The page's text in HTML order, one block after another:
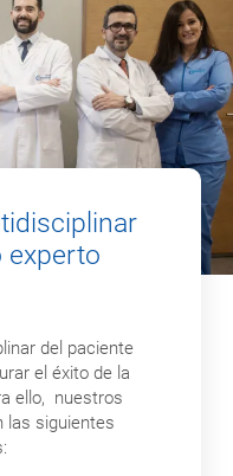
experto
del paciente
el éxito de la
ello, nuestros
las siguientes